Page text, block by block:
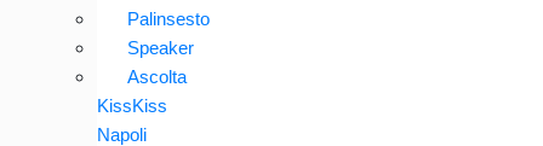
Palinsesto
Speaker
Ascolta
KissKiss
Napoli